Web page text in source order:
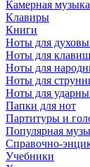
Камерная музыка
Клавиры
Книги
Ноты для
Ноты для
Ноты для
Ноты для
Ноты для
Папки для нот
Партитуры и
Популярная
Справочно-
Учебники